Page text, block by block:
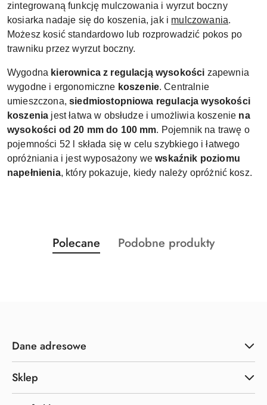
zintegrowaną funkcję mulczowania i wyrzut boczny
kosiarka nadaje się do koszenia, jak i mulczowania.
Możesz kosić standardowo lub rozprowadzić pokos po
trawniku przez wyrzut boczny.
Wygodna kierownica z regulacją wysokości zapewnia
wygodne i ergonomiczne koszenie. Centralnie
umieszczona, siedmiostopniowa regulacja wysokości
koszenia jest łatwa w obsłudze i umożliwia koszenie na
wysokości od 20 mm do 100 mm. Pojemnik na trawę o
pojemności 52 l składa się w celu szybkiego i łatwego
opróżniania i jest wyposażony we wskaźnik poziomu
napełnienia, który pokazuje, kiedy należy opróżnić kosz.
Pomiń karuzelę produktów
Produkty
o
Polecane
Produkty
Podobne produkty
Dane adresowe
Sklep